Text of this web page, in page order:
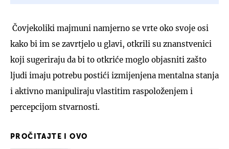
Čovjekoliki majmuni namjerno se vrte oko svoje osi
kako bi im se zavrtjelo u glavi, otkrili su znanstvenici
koji sugeriraju da bi to otkriće moglo objasniti zašto
ljudi imaju potrebu postići izmijenjena mentalna stanja
i aktivno manipuliraju vlastitim raspoloženjem i
percepcijom stvarnosti.
PROČITAJTE I OVO